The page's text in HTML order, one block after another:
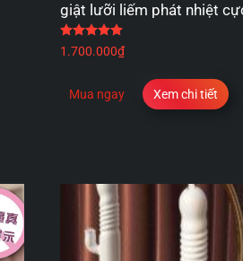
giật lưỡi liếm phát nhiệt
1.700.000₫
Mua ngay Xem chi tiết